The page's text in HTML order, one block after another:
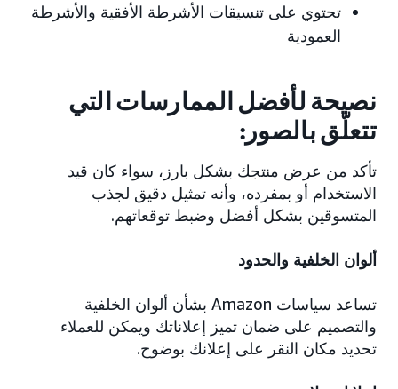
تحتوي على تنسيقات الأشرطة الأفقية والأشرطة
العمودية
نصيحة لأفضل الممارسات التي
تتعلّق بالصور:
تأكد من عرض منتجك بشكل بارز، سواء كان قيد
الاستخدام أو بمفرده، وأنه تمثيل دقيق لجذب
المتسوقين بشكل أفضل وضبط توقعاتهم.
ألوان الخلفية والحدود
تساعد سياسات Amazon بشأن ألوان الخلفية
والتصميم على ضمان تميز إعلاناتك ويمكن للعملاء
تحديد مكان النقر على إعلانك بوضوح.